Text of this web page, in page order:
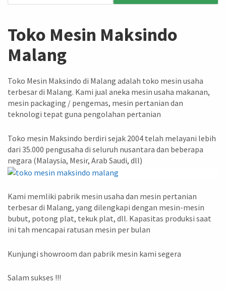
Toko Mesin Maksindo
Malang
Toko Mesin Maksindo di Malang adalah toko mesin usaha
terbesar di Malang. Kami jual aneka mesin usaha makanan,
mesin packaging / pengemas, mesin pertanian dan
teknologi tepat guna pengolahan pertanian
Toko mesin Maksindo berdiri sejak 2004 telah melayani lebih
dari 35.000 pengusaha di seluruh nusantara dan beberapa
negara (Malaysia, Mesir, Arab Saudi, dll)
Kami memliki pabrik mesin usaha dan mesin pertanian
terbesar di Malang, yang dilengkapi dengan mesin-mesin
bubut, potong plat, tekuk plat, dll. Kapasitas produksi saat
ini tah mencapai ratusan mesin per bulan
Kunjungi showroom dan pabrik mesin kami segera
Salam sukses !!!